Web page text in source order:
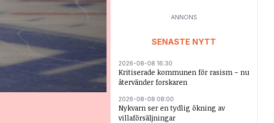
ANNONS
SENASTE NYTT
2026-08-08 16:30
Kritiserade kommunen för rasism – nu
återvänder forskaren
2026-08-08 08:00
Nykvarn ser en tydlig ökning av
villaförsäljningar